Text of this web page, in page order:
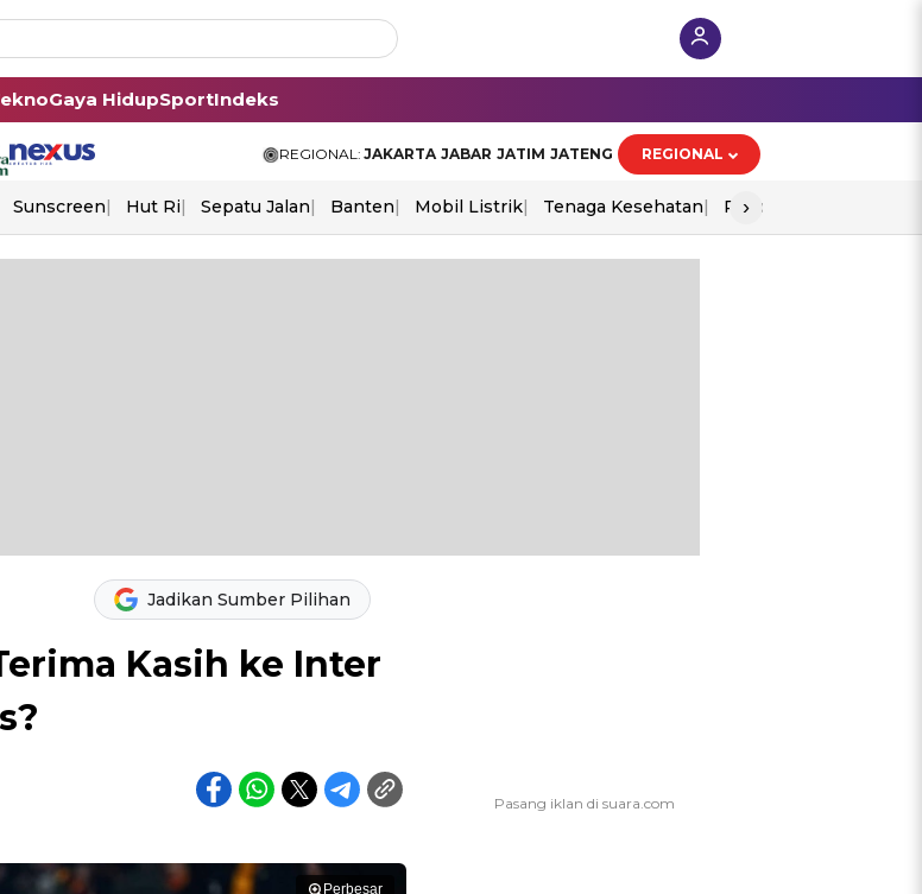
Gaya HidupSportIndeks
REGIONAL: JAKARTA JABAR JATIM JATENG REGIONAL
Sunscreen Hut Ri Sepatu Jalan Banten Mobil Listrik Tenaga Kesehatan Piala Aff 2026
›
Jadikan Sumber Pilihan
Kasih ke Inter
Perbesar